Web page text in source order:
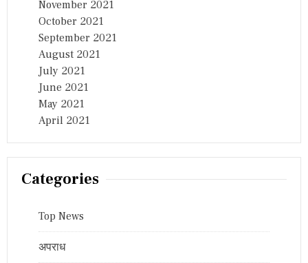
November 2021
October 2021
September 2021
August 2021
July 2021
June 2021
May 2021
April 2021
Categories
Top News
अपराध